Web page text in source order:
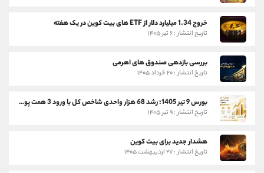
خروج 1.34 میلیارد دلار از ETF های بیت کوین در یک هفته
تاریخ انتشار : ۶ تیر ۱۴۰۵
بررسی بازدهی صندوق های اهرمی
تاریخ انتشار : ۲۰ خرداد ۱۴۰۵
بورس 9 تیر 1405؛ رشد 68 هزار واحدی شاخص کل با ورود 3 همت پول حقیقی
تاریخ انتشار : ۹ تیر ۱۴۰۵
هشدار جدید برای بیت کوین
تاریخ انتشار : ۲۷ اردیبهشت ۱۴۰۵